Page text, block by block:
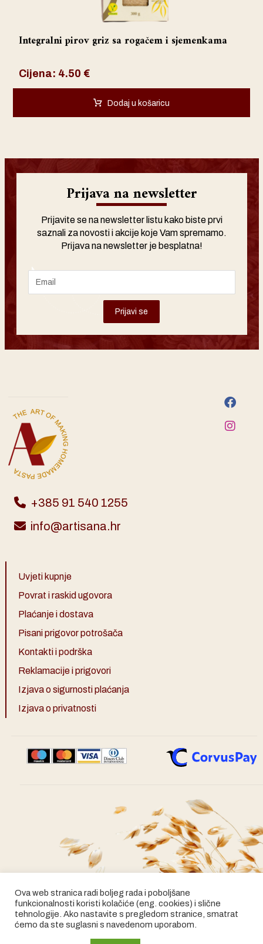
Integralni pirov griz sa rogačem i sjemenkama
Cijena: 4.50 €
Dodaj u košaricu
Prijava na newsletter
Prijavite se na newsletter listu kako biste prvi
saznali za novosti i akcije koje Vam spremamo.
Prijava na newsletter je besplatna!
Prijavi se
+385 91 540 1255
info@artisana.hr
Uvjeti kupnje
Povrat i raskid ugovora
Plaćanje i dostava
Pisani prigovor potrošača
Kontakti i podrška
Reklamacije i prigovori
Izjava o sigurnosti plaćanja
Izjava o privatnosti
Ova web stranica radi boljeg rada i poboljšane
funkcionalnosti koristi kolačiće (eng. cookies) i slične
tehnologije. Ako nastavite s pregledom stranice, smatrat
ćemo da ste suglasni s navedenom uporabom.